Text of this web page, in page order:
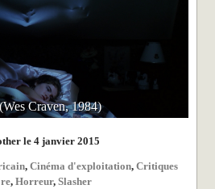
Craven, 1984)
le 4 janvier 2015
,Cinéma d'exploitation,Critiques
,Horreur,Slasher